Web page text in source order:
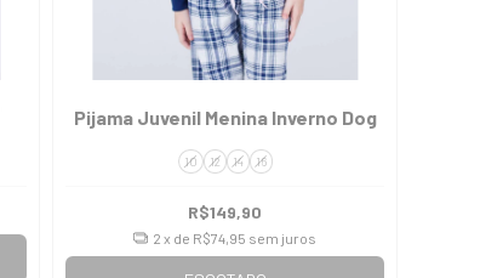
Pijama Juvenil Menina Inverno Dog
10 12 14 16
R$149,90
2 x de R$74,95 sem juros